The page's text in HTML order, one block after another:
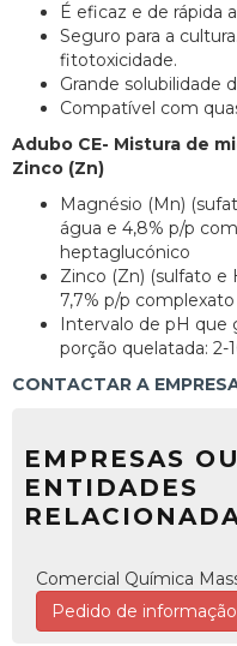
É eficaz e de rápida
Seguro para a
fitotoxicidade.
Grande solubilidade
Compatível com
Adubo CE- Mistura de
Zinco (Zn)
Magnésio (Mn)
água e 4,8% p/p
heptaglucónico
Zinco (Zn) (sulfato e
7,7% p/p
Intervalo de pH que
porção quelatada: 2-
CONTACTAR A
EMPRESAS OU
ENTIDADES
Comercial Química
Pedido de informação